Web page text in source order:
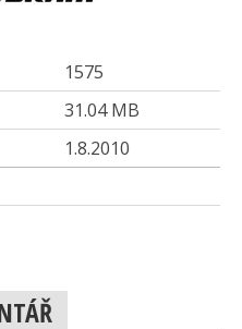
1575
31.04 MB
1.8.2010